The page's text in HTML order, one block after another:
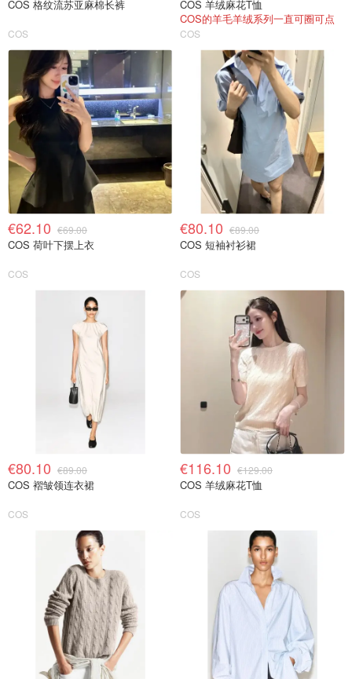
COS 格纹流苏亚麻棉长裤
COS
COS 羊绒麻花T恤
COS的羊毛羊绒系列一直可圈可点
COS
€62.10 €69.00
COS 荷叶下摆上衣
COS
€80.10 €89.00
COS 短袖衬衫裙
COS
€80.10 €89.00
COS 褶皱领连衣裙
COS
€116.10 €129.00
COS 羊绒麻花T恤
COS